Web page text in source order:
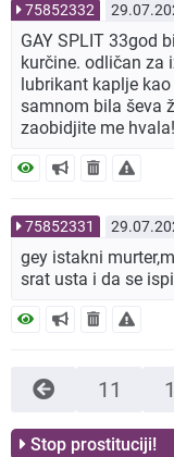
75852332
GAY SPLIT 33god
kurčine. odličan za
lubrikant kaplje
samnom bila ševa
zaobidjite me
75852331
gey istakni
srat usta i da se
11
Stop prostituciji!